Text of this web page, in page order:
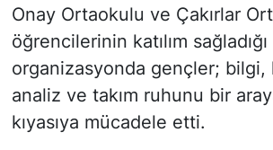
Onay Ortaokulu ve Çakırlar
öğrencilerinin katılım sağladığı
organizasyonda gençler; bilgi,
analiz ve takım ruhunu bir
kıyasıya mücadele etti.